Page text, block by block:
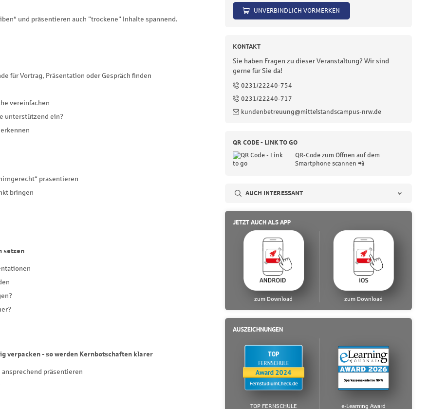
und präsentieren auch "trockene" Inhalte spannend.
für Vortrag, Präsentation oder Gespräch finden
vereinfachen
unterstützend ein?
präsentieren
bringen
setzen
verpacken - so werden Kernbotschaften klarer
ansprechend präsentieren
UNVERBINDLICH VORMERKEN
KONTAKT
Sie haben Fragen zu dieser Veranstaltung? Wir sind
gerne für Sie da!
0231/22240-754
0231/22240-717
kundenbetreuung@mittelstandscampus-nrw.de
QR CODE - LINK TO GO
QR-Code zum Öffnen auf dem
Smartphone scannen 📲
AUCH INTERESSANT
JETZT AUCH ALS APP
zum Download zum Download
AUSZEICHNUNGEN
TOP FERNSCHULE
e-Learning Award